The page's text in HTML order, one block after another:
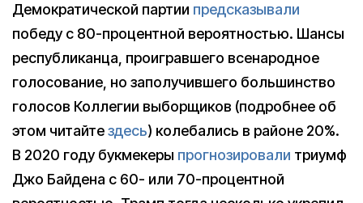
Демократической партии предсказывали
победу с 80-процентной вероятностью. Шансы
республиканца, проигравшего всенародное
голосование, но заполучившего большинство
голосов Коллегии выборщиков (подробнее об
этом читайтездесь) колебались в районе 20%.
В 2020 году букмекеры прогнозировали триумф
Джо Байдена с 60- или 70-процентной